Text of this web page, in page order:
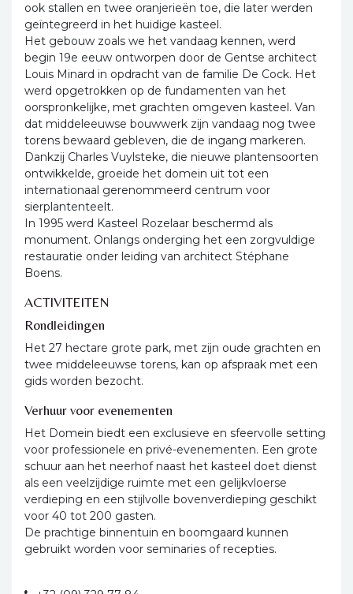
ook stallen en twee oranjerieën toe, die later werden
geïntegreerd in het huidige kasteel.
Het gebouw zoals we het vandaag kennen, werd
begin 19e eeuw ontworpen door de Gentse architect
Louis Minard in opdracht van de familie De Cock. Het
werd opgetrokken op de fundamenten van het
oorspronkelijke, met grachten omgeven kasteel. Van
dat middeleeuwse bouwwerk zijn vandaag nog twee
torens bewaard gebleven, die de ingang markeren.
Dankzij Charles Vuylsteke, die nieuwe plantensoorten
ontwikkelde, groeide het domein uit tot een
internationaal gerenommeerd centrum voor
sierplantenteelt.
In 1995 werd Kasteel Rozelaar beschermd als
monument. Onlangs onderging het een zorgvuldige
restauratie onder leiding van architect Stéphane
Boens.
ACTIVITEITEN
Rondleidingen
Het 27 hectare grote park, met zijn oude grachten en
twee middeleeuwse torens, kan op afspraak met een
gids worden bezocht.
Verhuur voor evenementen
Het Domein biedt een exclusieve en sfeervolle setting
voor professionele en privé-evenementen. Een grote
schuur aan het neerhof naast het kasteel doet dienst
als een veelzijdige ruimte met een gelijkvloerse
verdieping en een stijlvolle bovenverdieping geschikt
voor 40 tot 200 gasten.
De prachtige binnentuin en boomgaard kunnen
gebruikt worden voor seminaries of recepties.